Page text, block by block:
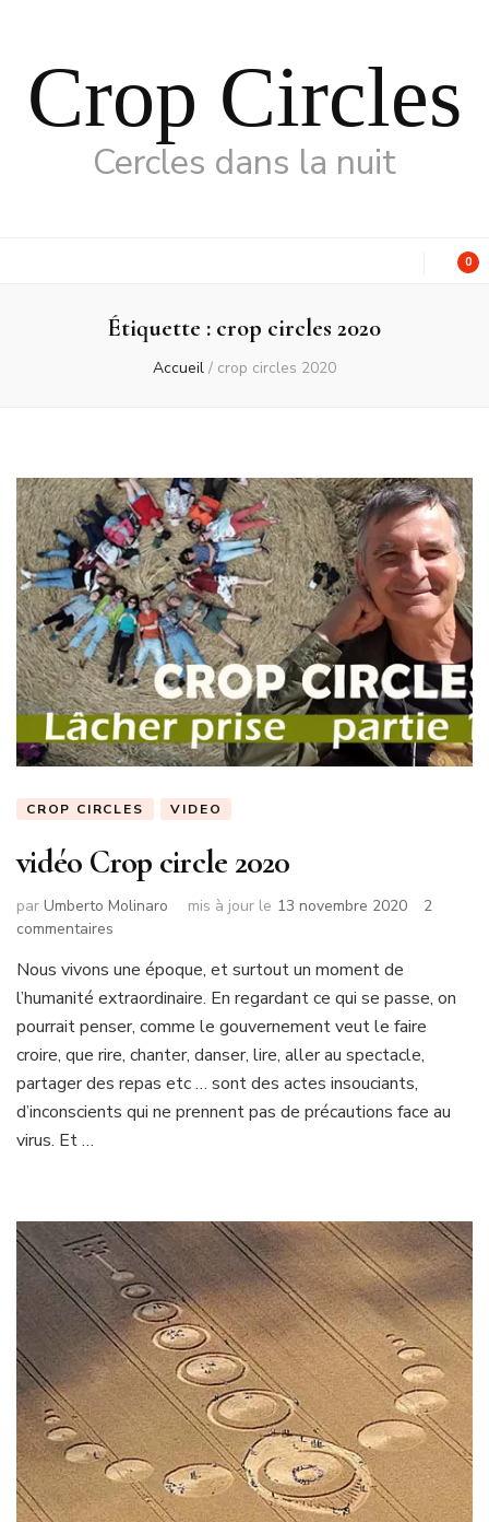
Crop Circles
Cercles dans la nuit
0
Étiquette : crop circles 2020
Accueil / crop circles 2020
CROP CIRCLES VIDEO
vidéo Crop circle 2020
par Umberto Molinaro mis à jour le 13 novembre 2020
2
commentaires
Crop
circle
2020
Nous vivons une époque, et surtout un moment de
l’humanité extraordinaire. En regardant ce qui se passe, on
pourrait penser, comme le gouvernement veut le faire
croire, que rire, chanter, danser, lire, aller au spectacle,
partager des repas etc … sont des actes insouciants,
d’inconscients qui ne prennent pas de précautions face au
virus. Et …